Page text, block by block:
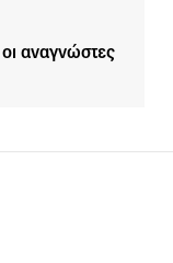
αναγνώστες